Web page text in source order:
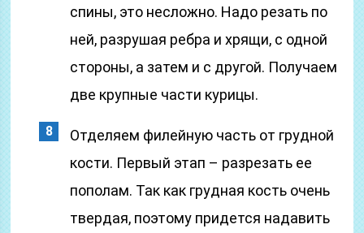
спины, это несложно. Надо резать по
ней, разрушая ребра и хрящи, с одной
стороны, а затем и с другой. Получаем
две крупные части курицы.
Отделяем филейную часть от грудной
кости. Первый этап – разрезать ее
пополам. Так как грудная кость очень
твердая, поэтому придется надавить